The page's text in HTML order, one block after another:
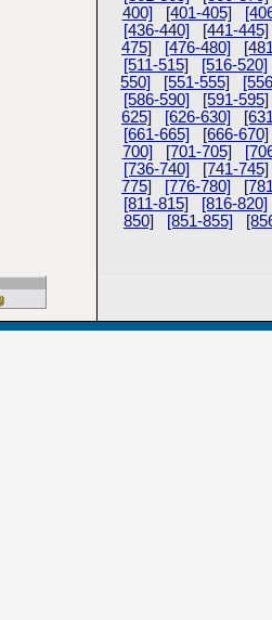
400]
[401-405]
[436-440]
[441-445]
475]
[476-480]
[511-515]
[516-520]
550]
[551-555]
[586-590]
[591-595]
625]
[626-630]
[661-665]
[666-670]
700]
[701-705]
[736-740]
[741-745]
775]
[776-780]
[811-815]
[816-820]
850]
[851-855]